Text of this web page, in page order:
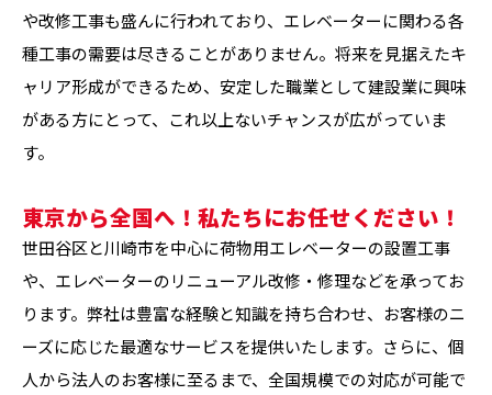
や改修工事も盛んに行われており、エレベーターに関わる各
種工事の需要は尽きることがありません。将来を見据えたキ
ャリア形成ができるため、安定した職業として建設業に興味
がある方にとって、これ以上ないチャンスが広がっていま
す。
東京から全国へ！私たちにお任せください！
世田谷区と川崎市を中心に荷物用エレベーターの設置工事
や、エレベーターのリニューアル改修・修理などを承ってお
ります。弊社は豊富な経験と知識を持ち合わせ、お客様のニ
ーズに応じた最適なサービスを提供いたします。さらに、個
人から法人のお客様に至るまで、全国規模での対応が可能で